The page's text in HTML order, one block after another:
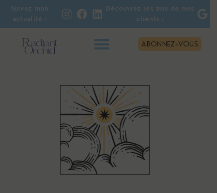
Suivez mon
actualité :
Découvrez les avis de mes
clients :
ABONNEZ-VOUS